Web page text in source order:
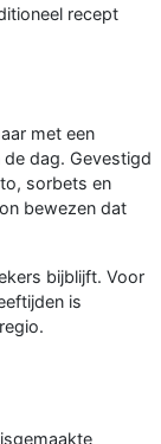
recept
met een
dag. Gevestigd
sorbets en
bewezen dat
bijblijft. Voor
is